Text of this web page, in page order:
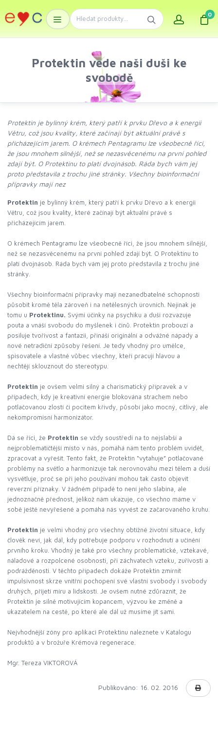
0
Protektin vede naši duši ke
svobodě
Protektin je bylinný krém, který patří k prvku Dřevo a k energii
Větru, což jsou kvality, které začínají být aktuální právě s
přicházejícím jarem. O krémech Pentagramu lze všeobecně říci,
že jsou mnohem silnější, než se nezasvěcenému na první pohled
zdají být. O Protektinu to platí dvojnásob. Ráda bych vám jej
proto představila z trochu jiné stránky. Všechny bioinformační
přípravky mají nez
Protektin je bylinný krém, který patří k prvku Dřevo a k energii
Větru, což jsou kvality, které začínají být aktuální právě s
přicházejícím jarem.
O krémech Pentagramu lze všeobecně říci, že jsou mnohem silnější,
než se nezasvěcenému na první pohled zdají být. O Protektinu to
platí dvojnásob. Ráda bych vám jej proto představila z trochu jiné
stránky.
Všechny bioinformační přípravky mají nezanedbatelné schopnosti
působit kromě těla zároveň i na netělesných úrovních. Nejinak je
tomu u Protektinu. Svými účinky na psychiku a duši rozvazuje
pouta a vnáší svobodu do myšlenek i činů. Protektin probouzí a
posiluje tvořivost a fantazii, přináší originální a odvážné nápady a
nové netradiční způsoby řešení. Je tedy vhodný pro umělce,
spisovatele a vlastně vůbec všechny, kteří pracují hlavou a
nechtějí sklouznout do stereotypu.
Protektin je ovšem velmi silný a charismatický přípravek a v
případech, kdy je kreativní energie blokována strachem nebo
potlačovanou zlostí či pocitem křivdy, působí jako mocný, citlivý, ale
nekompromisní harmonizátor.
Dá se říci, že Protektin se vždy soustředí na to nejslabší a
nejproblematičtější místo v nás, pomáhá nám tento problém uvidět,
zpracovat a vyřešit. Tento fakt, že Protektin “vytahuje” potlačované
problémy na světlo a harmonizuje tak nerovnováhu mezi tělem a duší
vysvětluje, proč se při jeho používání mohou tak často objevit
reverzní příznaky. V žádném případě to není jeho slabina, ale
jednoznačně přednost, jelikož nám ukazuje, co všechno máme v
sobě ještě nevyřešené a pomáhá nás vyvést ze začarovaného kruhu.
Protektin je velmi vhodný pro všechny obtížné životní situace, kdy
člověk neví, jak dál, kdy potřebuje podporu v rozhodnutí a učinění
prvního kroku. Vhodný je také pro všechny problematické, vztekavé,
náladové a rozpolcené osobnosti, při záchvatech vzteku, zuřivosti a
podrážděnosti. V těchto případech dokáže Protektin zmírnit
impulsivnost skrze vnitřní pochopení své vlastní svobody i svobody
druhých, přijetí míru a lidskosti. Je ovšem nutné zdůraznit, že
Protektin je silně motivujícím kopancem, výzvou ke změně a
ukazatelem na cestě, po které ale dál už musíme jít sami.
Nejvhodnější zóny pro aplikaci Protektinu naleznete v Katalogu
produktů a v brožuře Krémová regenerace.
Mgr. Tereza VIKTOROVÁ
Publikováno: 16. 02. 2016